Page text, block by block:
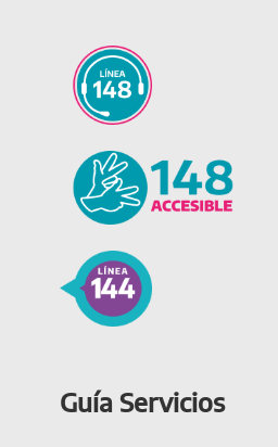
Guía Servicios